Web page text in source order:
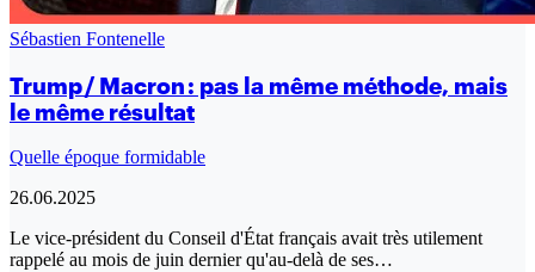
Sébastien Fontenelle
Trump / Macron : pas la même méthode, mais
le même résultat
Quelle époque formidable
26.06.2025
Le vice-président du Conseil d'État français avait très utilement
rappelé au mois de juin dernier qu'au-delà de ses…